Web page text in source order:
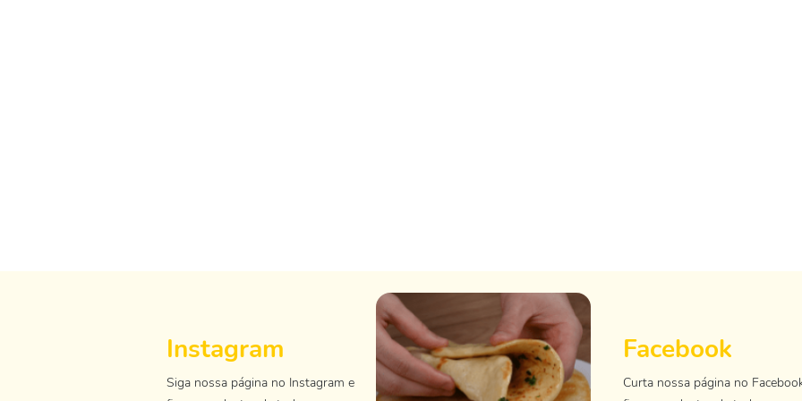
Instagram
Siga nossa página no Instagram e
Facebook
Curta nossa página no